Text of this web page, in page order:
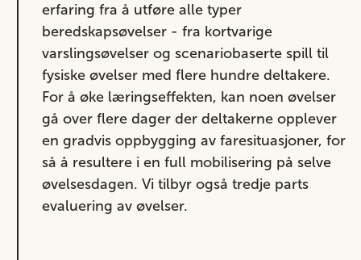
erfaring fra å utføre alle typer
beredskapsøvelser - fra kortvarige
varslingsøvelser og scenariobaserte spill til
fysiske øvelser med flere hundre deltakere.
For å øke læringseffekten, kan noen øvelser
gå over flere dager der deltakerne opplever
en gradvis oppbygging av faresituasjoner, for
så å resultere i en full mobilisering på selve
øvelsesdagen. Vi tilbyr også tredje parts
evaluering av øvelser.